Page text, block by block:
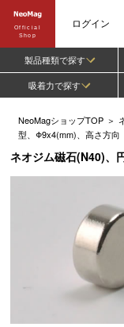
Official
Shop
ログイン
製品種類で探す
吸着力で探す
NeoMagショップTOP ＞
型、Φ9x4(mm)、高さ方向
ネオジム磁石(N40)、